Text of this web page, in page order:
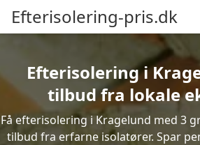
Efterisolering-pris.dk
Efterisolering i
tilbud fra lokale
Få efterisolering i Kragelund med 3
tilbud fra erfarne isolatører. Spar